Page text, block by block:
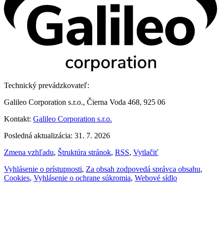
Technický prevádzkovateľ:
Galileo Corporation s.r.o., Čierna Voda 468, 925 06
Kontakt: Galileo Corporation s.r.o.
Posledná aktualizácia: 31. 7. 2026
Zmena vzhľadu, Štruktúra stránok, RSS, Vytlačiť
Vyhlásenie o prístupnosti, Za obsah zodpovedá správca obsahu,
Cookies, Vyhlásenie o ochrane súkromia, Webové sídlo